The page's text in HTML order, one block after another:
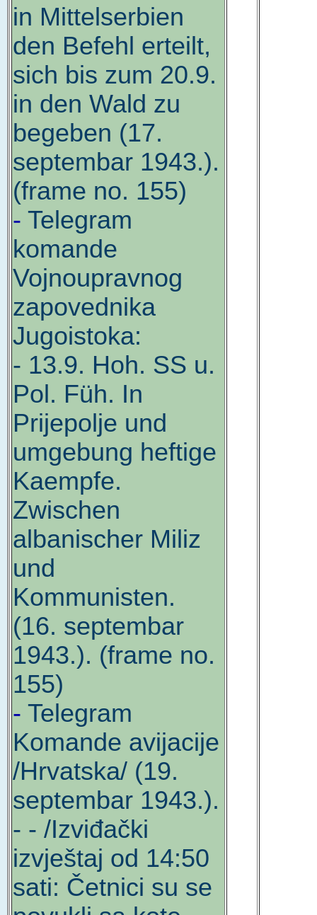
in Mittelserbien
den Befehl erteilt,
sich bis zum 20.9.
in den Wald zu
begeben (17.
septembar 1943.).
(frame no. 155)
- Telegram
komande
Vojnoupravnog
zapovednika
Jugoistoka:
- 13.9. Hoh. SS u.
Pol. Füh. In
Prijepolje und
umgebung heftige
Kaempfe.
Zwischen
albanischer Miliz
und
Kommunisten.
(16. septembar
1943.). (frame no.
155)
- Telegram
Komande avijacije
/Hrvatska/ (19.
septembar 1943.).
- - /Izviđački
izvještaj od 14:50
sati: Četnici su se